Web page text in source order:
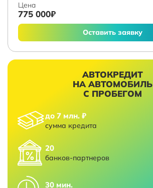
Цена
775 000₽
Оставить заявку
АВТОКРЕДИТ
НА АВТОМОБИЛЬ
С ПРОБЕГОМ
до 7 млн. ₽
сумма кредита
20
банков-партнеров
30 мин.